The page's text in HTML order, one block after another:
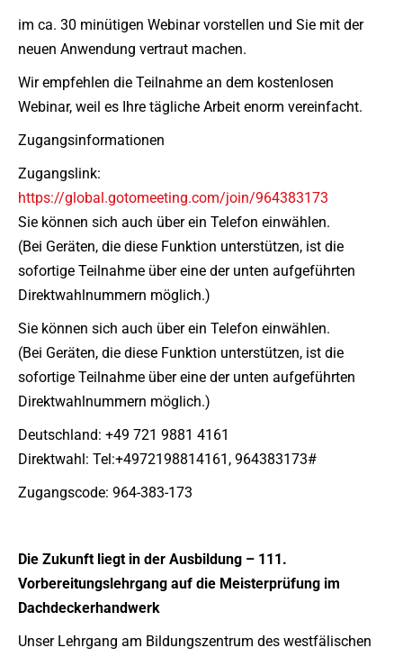
im ca. 30 minütigen Webinar vorstellen und Sie mit der
neuen Anwendung vertraut machen.
Wir empfehlen die Teilnahme an dem kostenlosen
Webinar, weil es Ihre tägliche Arbeit enorm vereinfacht.
Zugangsinformationen
Zugangslink:
https://global.gotomeeting.com/join/964383173
Sie können sich auch über ein Telefon einwählen.
(Bei Geräten, die diese Funktion unterstützen, ist die
sofortige Teilnahme über eine der unten aufgeführten
Direktwahlnummern möglich.)
Sie können sich auch über ein Telefon einwählen.
(Bei Geräten, die diese Funktion unterstützen, ist die
sofortige Teilnahme über eine der unten aufgeführten
Direktwahlnummern möglich.)
Deutschland: +49 721 9881 4161
Direktwahl: Tel:+4972198814161, 964383173#
Zugangscode: 964-383-173
Die Zukunft liegt in der Ausbildung – 111.
Vorbereitungslehrgang auf die Meisterprüfung im
Dachdeckerhandwerk
Unser Lehrgang am Bildungszentrum des westfälischen